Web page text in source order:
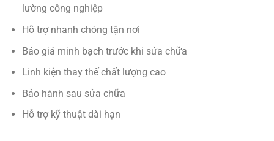
lường công nghiệp
Hỗ trợ nhanh chóng tận nơi
Báo giá minh bạch trước khi sửa chữa
Linh kiện thay thế chất lượng cao
Bảo hành sau sửa chữa
Hỗ trợ kỹ thuật dài hạn